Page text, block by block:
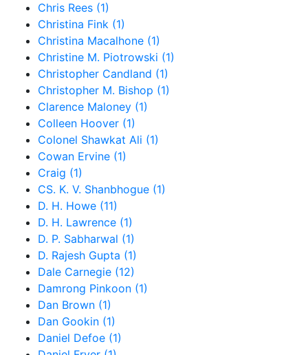
Chris Rees (1)
Christina Fink (1)
Christina Macalhone (1)
Christine M. Piotrowski (1)
Christopher Candland (1)
Christopher M. Bishop (1)
Clarence Maloney (1)
Colleen Hoover (1)
Colonel Shawkat Ali (1)
Cowan Ervine (1)
Craig (1)
CS. K. V. Shanbhogue (1)
D. H. Howe (11)
D. H. Lawrence (1)
D. P. Sabharwal (1)
D. Rajesh Gupta (1)
Dale Carnegie (12)
Damrong Pinkoon (1)
Dan Brown (1)
Dan Gookin (1)
Daniel Defoe (1)